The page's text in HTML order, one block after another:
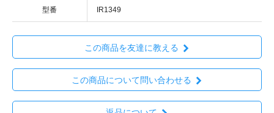
型番 IR1349
この商品を友達に教える
この商品について問い合わせる